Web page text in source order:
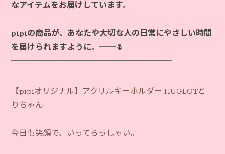
なアイテムをお届けしています。
pipiの商品が、あなたや大切な人の日常にやさしい時間
を届けられますように。──🌷
【pipiオリジナル】アクリルキーホルダー HUGLOTと
りちゃん
今日も笑顔で、いってらっしゃい。